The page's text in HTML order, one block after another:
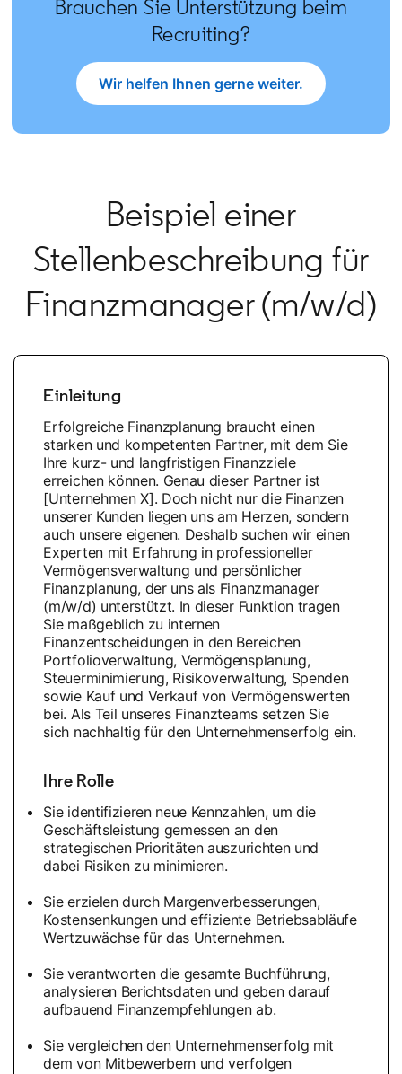
Brauchen Sie Unterstützung beim
Recruiting?
Wir helfen Ihnen gerne weiter.
Beispiel einer
Stellenbeschreibung für
Finanzmanager (m/w/d)
Einleitung
Erfolgreiche Finanzplanung braucht einen
starken und kompetenten Partner, mit dem Sie
Ihre kurz- und langfristigen Finanzziele
erreichen können. Genau dieser Partner ist
[Unternehmen X]. Doch nicht nur die Finanzen
unserer Kunden liegen uns am Herzen, sondern
auch unsere eigenen. Deshalb suchen wir einen
Experten mit Erfahrung in professioneller
Vermögensverwaltung und persönlicher
Finanzplanung, der uns als Finanzmanager
(m/w/d) unterstützt. In dieser Funktion tragen
Sie maßgeblich zu internen
Finanzentscheidungen in den Bereichen
Portfolioverwaltung, Vermögensplanung,
Steuerminimierung, Risikoverwaltung, Spenden
sowie Kauf und Verkauf von Vermögenswerten
bei. Als Teil unseres Finanzteams setzen Sie
sich nachhaltig für den Unternehmenserfolg ein.
Ihre Rolle
Sie identifizieren neue Kennzahlen, um die
Geschäftsleistung gemessen an den
strategischen Prioritäten auszurichten und
dabei Risiken zu minimieren.
Sie erzielen durch Margenverbesserungen,
Kostensenkungen und effiziente Betriebsabläufe
Wertzuwächse für das Unternehmen.
Sie verantworten die gesamte Buchführung,
analysieren Berichtsdaten und geben darauf
aufbauend Finanzempfehlungen ab.
Sie vergleichen den Unternehmenserfolg mit
dem von Mitbewerbern und verfolgen